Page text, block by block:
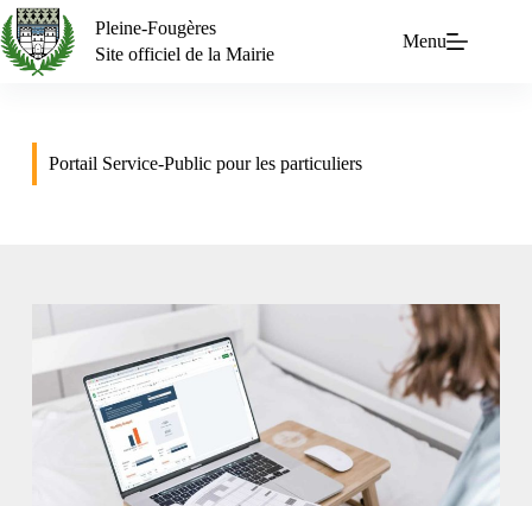
Pleine-Fougères
Site officiel de la Mairie
Menu
Portail Service-Public pour les particuliers